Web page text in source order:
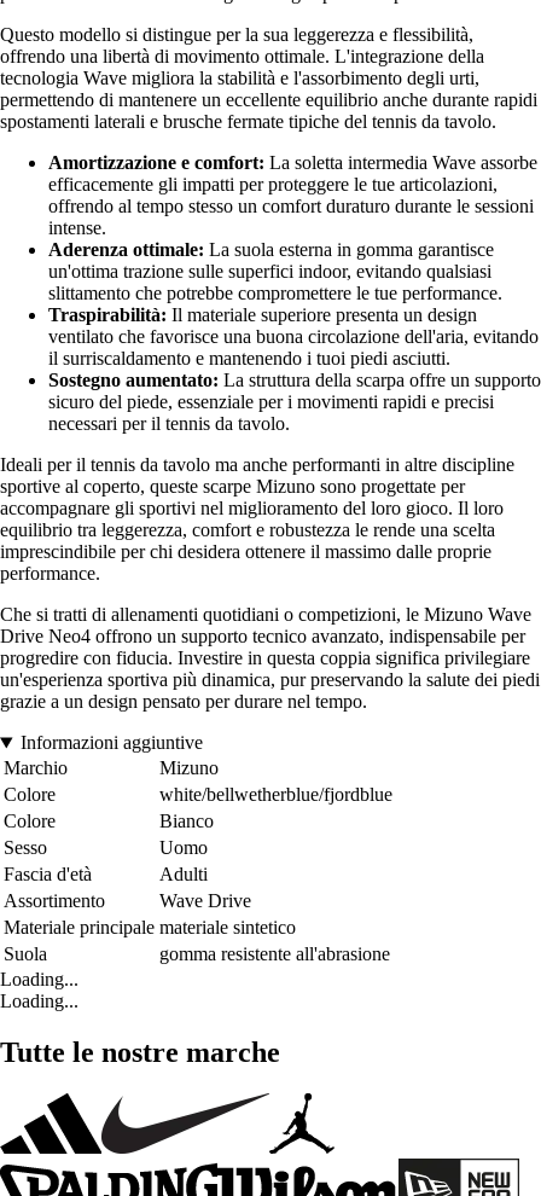
Questo modello si distingue per la sua leggerezza e flessibilità,
offrendo una libertà di movimento ottimale. L'integrazione della
tecnologia Wave migliora la stabilità e l'assorbimento degli urti,
permettendo di mantenere un eccellente equilibrio anche durante rapidi
spostamenti laterali e brusche fermate tipiche del tennis da tavolo.
Amortizzazione e comfort: La soletta intermedia Wave assorbe
efficacemente gli impatti per proteggere le tue articolazioni,
offrendo al tempo stesso un comfort duraturo durante le sessioni
intense.
Aderenza ottimale: La suola esterna in gomma garantisce
un'ottima trazione sulle superfici indoor, evitando qualsiasi
slittamento che potrebbe compromettere le tue performance.
Traspirabilità: Il materiale superiore presenta un design
ventilato che favorisce una buona circolazione dell'aria, evitando
il surriscaldamento e mantenendo i tuoi piedi asciutti.
Sostegno aumentato: La struttura della scarpa offre un supporto
sicuro del piede, essenziale per i movimenti rapidi e precisi
necessari per il tennis da tavolo.
Ideali per il tennis da tavolo ma anche performanti in altre discipline
sportive al coperto, queste scarpe Mizuno sono progettate per
accompagnare gli sportivi nel miglioramento del loro gioco. Il loro
equilibrio tra leggerezza, comfort e robustezza le rende una scelta
imprescindibile per chi desidera ottenere il massimo dalle proprie
performance.
Che si tratti di allenamenti quotidiani o competizioni, le Mizuno Wave
Drive Neo4 offrono un supporto tecnico avanzato, indispensabile per
progredire con fiducia. Investire in questa coppia significa privilegiare
un'esperienza sportiva più dinamica, pur preservando la salute dei piedi
grazie a un design pensato per durare nel tempo.
Informazioni aggiuntive
Marchio
Mizuno
Colore
white/bellwetherblue/fjordblue
Colore
Bianco
Sesso
Uomo
Fascia d'età
Adulti
Assortimento
Wave Drive
Materiale principale materiale sintetico
Suola
gomma resistente all'abrasione
Loading...
Loading...
Tutte le nostre marche